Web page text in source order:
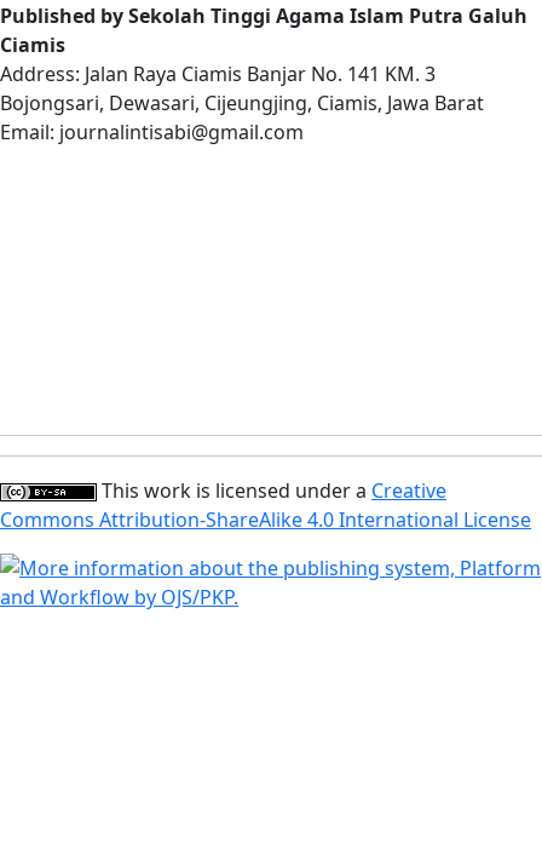
Published by Sekolah Tinggi Agama Islam Putra Galuh
Ciamis
Address: Jalan Raya Ciamis Banjar No. 141 KM. 3
Bojongsari, Dewasari, Cijeungjing, Ciamis, Jawa Barat
Email: journalintisabi@gmail.com
This work is licensed under a Creative
Commons Attribution-ShareAlike 4.0 International License